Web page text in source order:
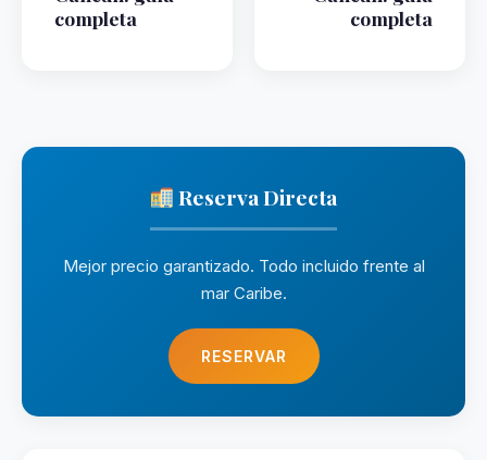
completa
completa
Reserva Directa
Mejor precio garantizado. Todo incluido frente al
mar Caribe.
RESERVAR